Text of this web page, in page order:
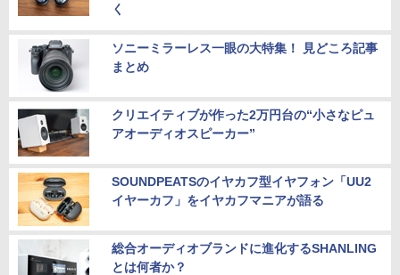
く
ソニーミラーレス一眼の大特集！ 見どころ記事
まとめ
クリエイティブが作った2万円台の“小さなピュ
アオーディオスピーカー”
SOUNDPEATSのイヤカフ型イヤフォン「UU2
イヤーカフ」をイヤカフマニアが語る
総合オーディオブランドに進化するSHANLING
とは何者か？